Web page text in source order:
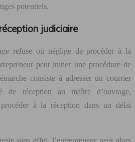
potentiels.
judiciaire
refuse ou néglige de procéder à la
peut initier une procédure de
consiste à adresser un courrier
de réception au maître d’ouvrage,
à la réception dans un délai
sans effet, l’entrepreneur peut alors